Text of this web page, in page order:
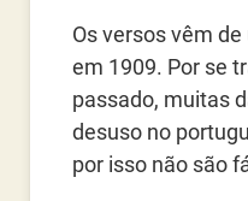
Os versos vêm
em 1909. Por se
passado, muitas
desuso no
por isso não são